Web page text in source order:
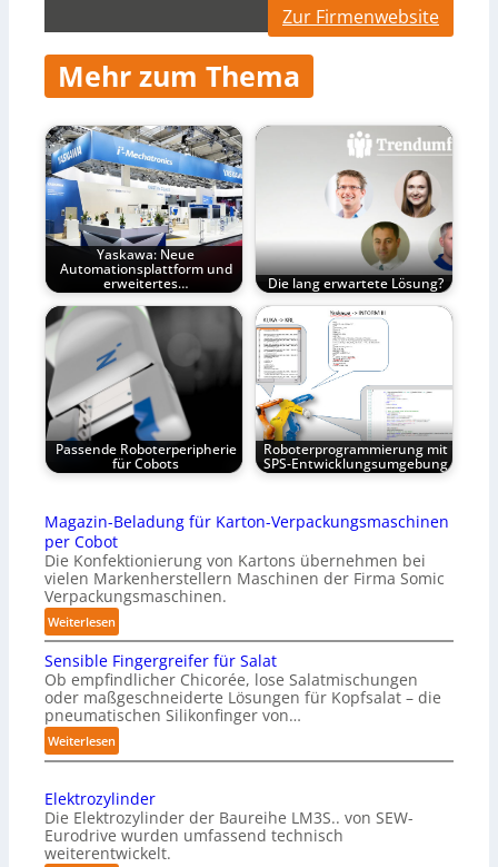
Zur Firmenwebsite
Mehr zum Thema
Yaskawa: Neue
Automationsplattform und
erweitertes… Die lang erwartete Lösung?
Passende Roboterperipherie
für Cobots
Roboterprogrammierung mit
SPS-Entwicklungsumgebung
Magazin-Beladung für Karton-Verpackungsmaschinen
per Cobot
Die Konfektionierung von Kartons übernehmen bei
vielen Markenherstellern Maschinen der Firma Somic
Verpackungsmaschinen.
Weiterlesen:
M
a
g
a
z
i
n
-
B
e
l
Sensible Fingergreifer für Salat
Ob empfindlicher Chicorée, lose Salatmischungen
oder maßgeschneiderte Lösungen für Kopfsalat – die
pneumatischen Silikonfinger von…
Weiterlesen:
S
n
s
i
Elektrozylinder
Die Elektrozylinder der Baureihe LM3S.. von SEW-
Eurodrive wurden umfassend technisch
weiterentwickelt.